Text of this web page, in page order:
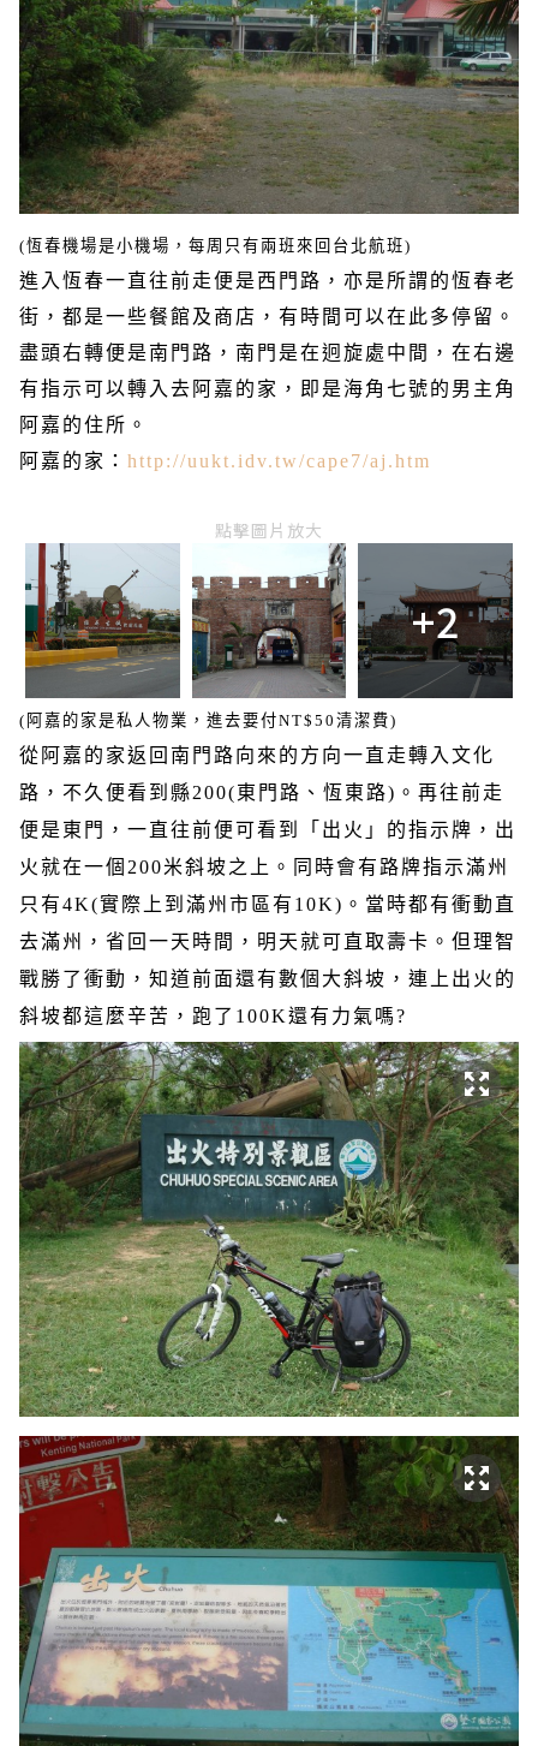
(恆春機場是小機場，每周只有兩班來回台北航班)
進入恆春一直往前走便是西門路，亦是所謂的恆春老
街，都是一些餐館及商店，有時間可以在此多停留。
盡頭右轉便是南門路，南門是在迥旋處中間，在右邊
有指示可以轉入去阿嘉的家，即是海角七號的男主角
阿嘉的住所。
阿嘉的家 ： http://uukt.idv.tw/cape7/aj.htm
點擊圖片放大
+2
( 阿嘉的家是私人物業，進去要付NT$50 清潔費)
從阿嘉的家返回南門路向來的方向一直走轉入文化
路，不久便看到縣200(東門路、恆東路) 。再往前走
便是東門，一直往前便可看到「出火」的指示牌，出
火就在一個 200米斜坡之上。同時會有路牌指示滿州
只有4K(實際上到滿州市區有 10K) 。當時都有衝動直
去滿州，省回一天時間，明天就可直取壽卡。但理智
戰勝了衝動，知道前面還有數個大斜坡，連上出火的
斜坡都這麼辛苦，跑了 100K還有力氣嗎?